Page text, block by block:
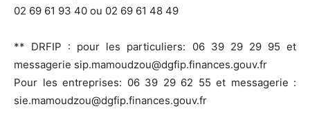
02 69 61 93 40 ou 02 69 61 48 49
** DRFIP : pour les particuliers: 06 39 29 29 95 et
messagerie sip.mamoudzou@dgfip.finances.gouv.fr
Pour les entreprises: 06 39 29 62 55 et messagerie :
sie.mamoudzou@dgfip.finances.gouv.fr